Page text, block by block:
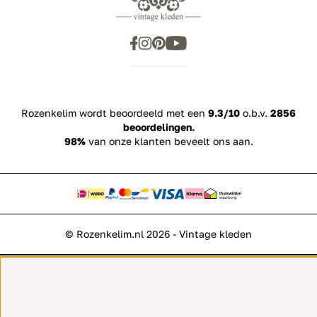
Rozenkelim wordt beoordeeld met een 9.3/10 o.b.v. 2856
beoordelingen.
98%van onze klanten beveelt ons aan.
© Rozenkelim.nl 2026 - Vintage kleden